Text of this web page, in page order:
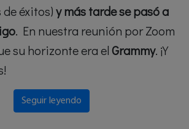
éxitos)y más tarde se pasó a
. En nuestra reunión por Zoom
su horizonte era elGrammy. ¡Y
Seguir leyendo